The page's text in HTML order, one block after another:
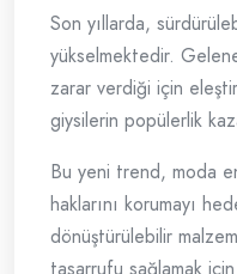
Son yıllarda,
yükselmektedir.
zarar verdiği için
giysilerin popülerlik
Bu yeni trend, moda
haklarını korumayı
dönüştürülebilir